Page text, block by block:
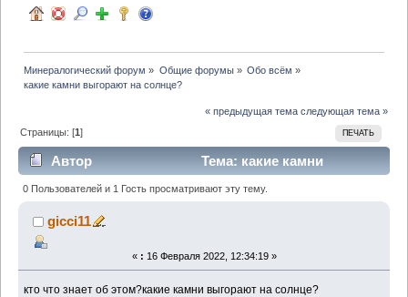
Минералогический форум » Общие форумы» Обо всём »
какие камни выгорают на солнце?
« предыдущая тема следующая тема »
ПЕЧАТЬ
Страницы: [1]
Автор
Тема: какие камни
выгорают на солнце? (Прочитано 3311 раз)
0 Пользователей и 1 Гость просматривают эту тему.
gicci11
« : 16 Февраля 2022, 12:34:19 »
кто что знает об этом?какие камни выгорают на солнце?